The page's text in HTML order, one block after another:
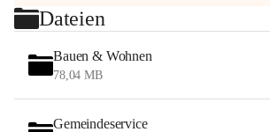
Dateien
Bauen & Wohnen
78,04 MB
Gemeindeservice